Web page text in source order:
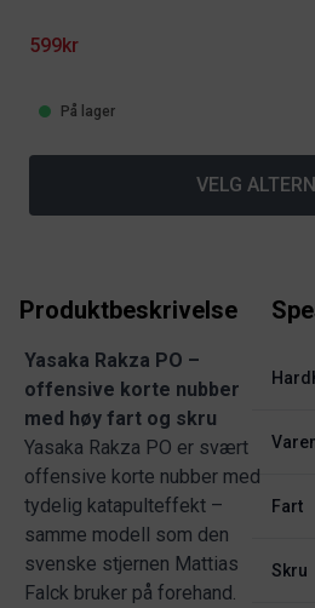
599kr
På lager
VELG
Produktbeskrivelse
Yasaka Rakza PO –
offensive korte nubber
med høy fart og skru
Yasaka Rakza PO er svært
offensive korte nubber med
tydelig katapulteffekt –
samme modell som den
svenske stjernen Mattias
Falck bruker på forehand.
Fart
Skru